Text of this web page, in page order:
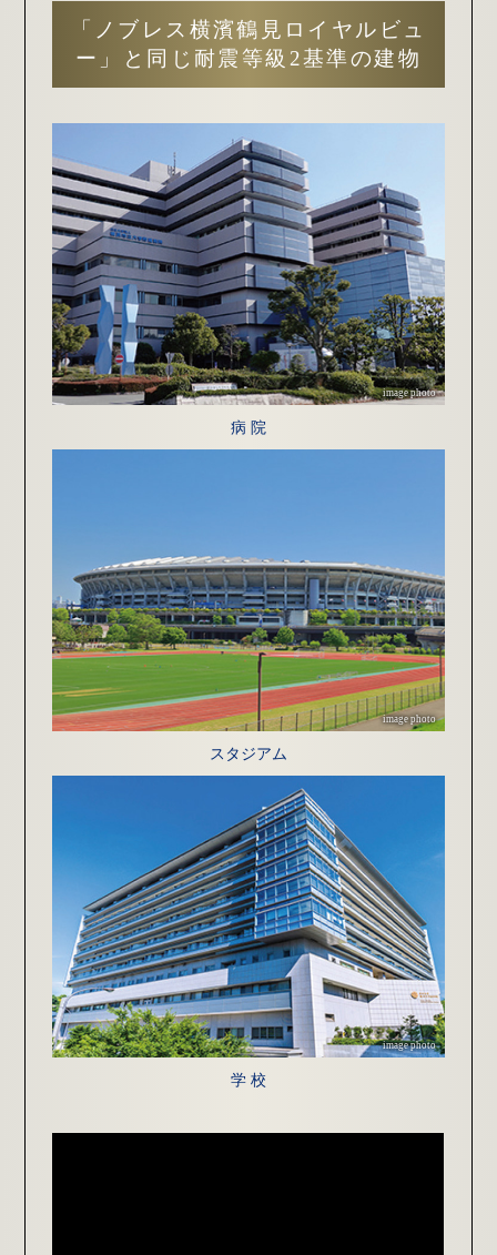
「ノブレス横濱鶴見ロイヤルビュ
ー」と同じ 耐震等級2基準の建物
image photo
病 院
image photo
スタジアム
image photo
学 校